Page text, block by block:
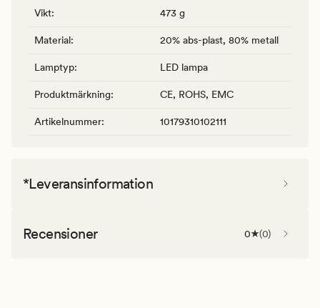
Vikt: 473 g
Material: 20% abs-plast, 80% metall
Lamptyp: LED lampa
Produktmärkning: CE, ROHS, EMC
Artikelnummer: 10179310102111
*Leveransinformation
Recensioner 0 (0)